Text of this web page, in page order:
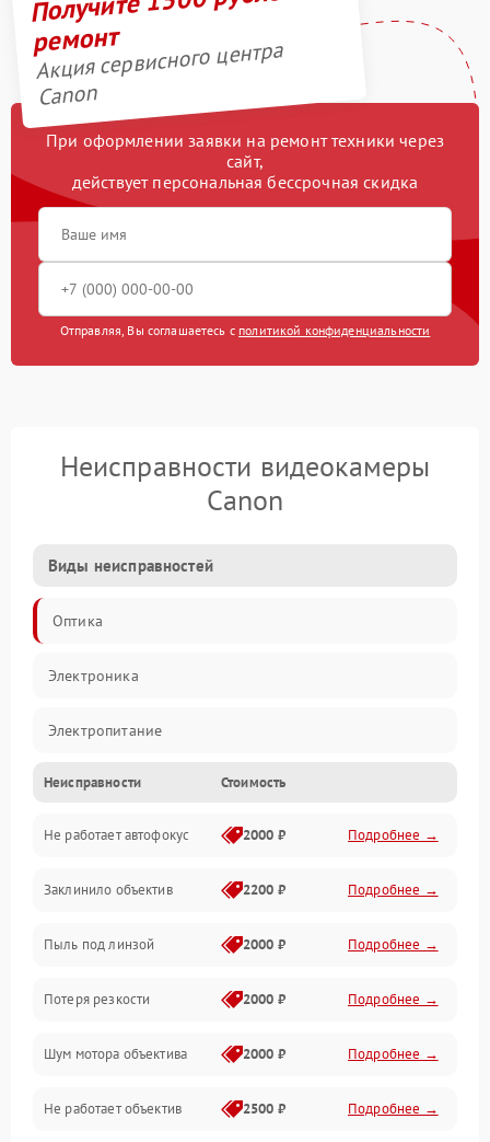
ремонт
Акция сервисного центра
Canon
При оформлении заявки на ремонт техники через
сайт,
действует персональная бессрочная скидка
Отправляя, Вы соглашаетесь с политикой конфиденциальности
Неисправности видеокамеры
Canon
Виды неисправностей
Оптика
Электроника
Электропитание
Видео
Хранение данных
Программное обеспечение
Механические повреждения
Аудио
Неисправности Стоимость
Не работает автофокус 2000 ₽ Подробнее →
Заклинило объектив 2200 ₽ Подробнее →
Пыль под линзой 2000 ₽ Подробнее →
Потеря резкости 2000 ₽ Подробнее →
Шум мотора объектива 2000 ₽ Подробнее →
Не работает объектив 2500 ₽ Подробнее →